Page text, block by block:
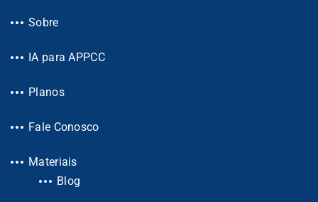
Sobre
IA para APPCC
Planos
Fale Conosco
Materiais
Blog